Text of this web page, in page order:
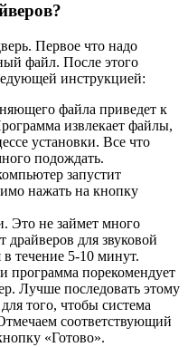
Первое что надо
файл. После этого
инструкцией:
файла приведет к
извлекает файлы,
установки. Все что
подождать.
запустит
нажать на кнопку
Это не займет много
для звуковой
течение 5-10 минут.
программа порекомендует
Лучше последовать этому
того, чтобы система
соответствующий
«Готово».